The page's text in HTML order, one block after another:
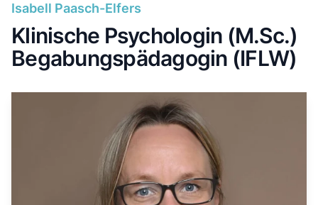
Isabell Paasch-Elfers
Klinische Psychologin (M.Sc.)
Begabungspädagogin (IFLW)